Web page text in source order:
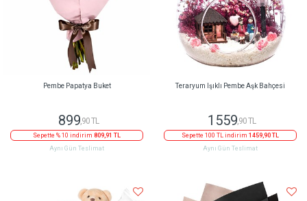
Pembe Papatya Buket
899,90 TL
Sepette % 10 indirim 809,91 TL
Aynı Gün Teslimat
Teraryum Işıklı Pembe Aşk Bahçesi
1559 ,90 TL
Sepette 100 TL indirim 1459,90 TL
Aynı Gün Teslimat